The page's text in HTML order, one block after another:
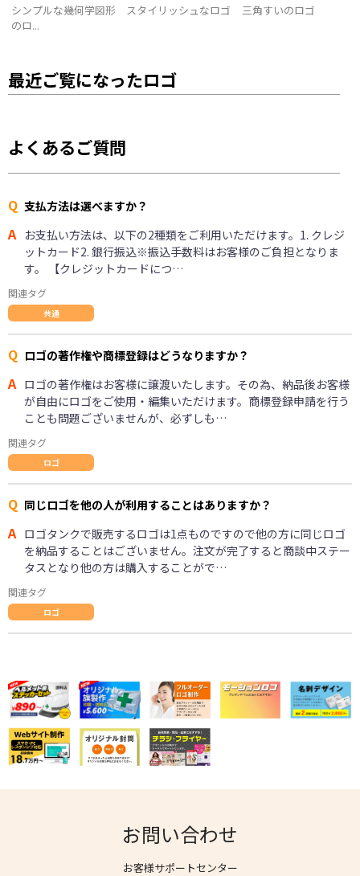
シンプルな幾何学図形
のロ...
スタイリッシュなロゴ 三角すいのロゴ
最近ご覧になったロゴ
よくあるご質問
Q 支払方法は選べますか？
A お支払い方法は、以下の2種類をご利用いただけます。1. クレジ
ットカード2. 銀行振込※振込手数料はお客様のご負担となりま
す。 【クレジットカードにつ…
関連タグ
共通
Q ロゴの著作権や商標登録はどうなりますか？
A ロゴの著作権はお客様に譲渡いたします。その為、納品後お客様
が自由にロゴをご使用・編集いただけます。商標登録申請を行う
ことも問題ございませんが、必ずしも…
関連タグ
ロゴ
Q 同じロゴを他の人が利用することはありますか？
A ロゴタンクで販売するロゴは1点ものですので他の方に同じロゴ
を納品することはございません。注文が完了すると商談中ステー
タスとなり他の方は購入することがで…
関連タグ
ロゴ
お問い合わせ
お客様サポートセンター